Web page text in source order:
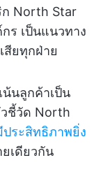
North Star
ร เป็นแนวทาง
สียทุกฝ่าย
นลูกค้าเป็น
ชี้วัด North
ระสิทธิภาพยิ่ง
เดียวกัน